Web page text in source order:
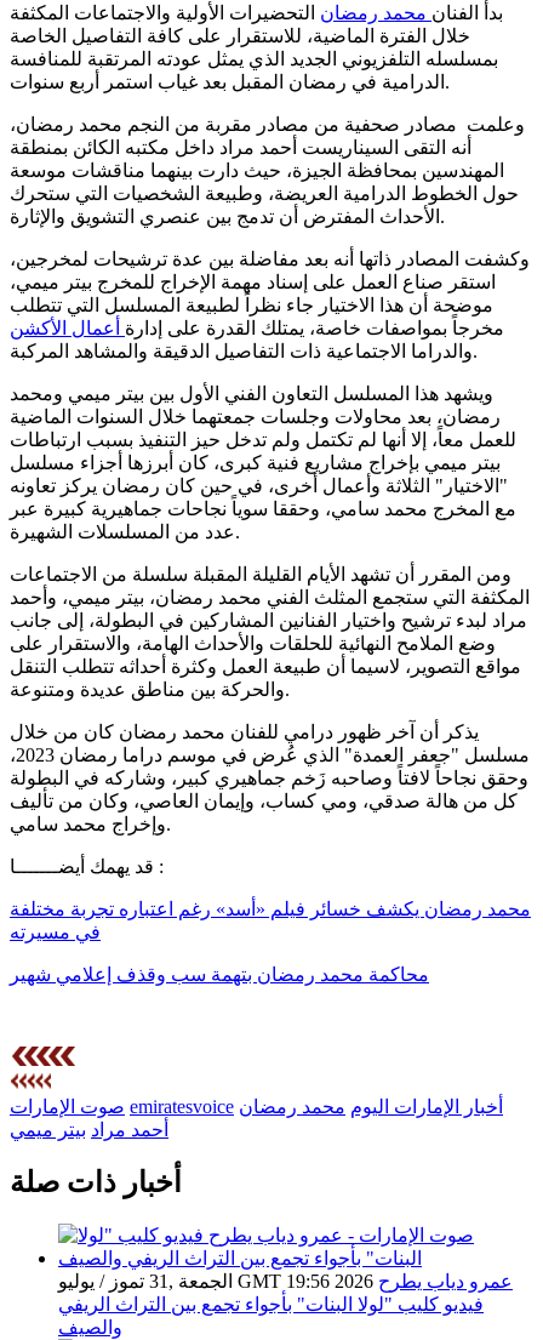
بدأ الفنان محمد رمضان التحضيرات الأولية والاجتماعات المكثفة
خلال الفترة الماضية، للاستقرار على كافة التفاصيل الخاصة
بمسلسله التلفزيوني الجديد الذي يمثل عودته المرتقبة للمنافسة
الدرامية في رمضان المقبل بعد غياب استمر أربع سنوات.
وعلمت مصادر صحفية من مصادر مقربة من النجم محمد رمضان،
أنه التقى السيناريست أحمد مراد داخل مكتبه الكائن بمنطقة
المهندسين بمحافظة الجيزة، حيث دارت بينهما مناقشات موسعة
حول الخطوط الدرامية العريضة، وطبيعة الشخصيات التي ستحرك
الأحداث المفترض أن تدمج بين عنصري التشويق والإثارة.
وكشفت المصادر ذاتها أنه بعد مفاضلة بين عدة ترشيحات لمخرجين،
استقر صناع العمل على إسناد مهمة الإخراج للمخرج بيتر ميمي،
موضحة أن هذا الاختيار جاء نظراً لطبيعة المسلسل التي تتطلب
مخرجاً بمواصفات خاصة، يمتلك القدرة على إدارة أعمال الأكشن
والدراما الاجتماعية ذات التفاصيل الدقيقة والمشاهد المركبة.
ويشهد هذا المسلسل التعاون الفني الأول بين بيتر ميمي ومحمد
رمضان، بعد محاولات وجلسات جمعتهما خلال السنوات الماضية
للعمل معاً، إلا أنها لم تكتمل ولم تدخل حيز التنفيذ بسبب ارتباطات
بيتر ميمي بإخراج مشاريع فنية كبرى، كان أبرزها أجزاء مسلسل
"الاختيار" الثلاثة وأعمال أخرى، في حين كان رمضان يركز تعاونه
مع المخرج محمد سامي، وحققا سوياً نجاحات جماهيرية كبيرة عبر
عدد من المسلسلات الشهيرة.
ومن المقرر أن تشهد الأيام القليلة المقبلة سلسلة من الاجتماعات
المكثفة التي ستجمع المثلث الفني محمد رمضان، بيتر ميمي، وأحمد
مراد لبدء ترشيح واختيار الفنانين المشاركين في البطولة، إلى جانب
وضع الملامح النهائية للحلقات والأحداث الهامة، والاستقرار على
مواقع التصوير، لاسيما أن طبيعة العمل وكثرة أحداثه تتطلب التنقل
والحركة بين مناطق عديدة ومتنوعة.
يذكر أن آخر ظهور درامي للفنان محمد رمضان كان من خلال
مسلسل "جعفر العمدة" الذي عُرض في موسم دراما رمضان 2023،
وحقق نجاحاً لافتاً وصاحبه زَخم جماهيري كبير، وشاركه في البطولة
كل من هالة صدقي، ومي كساب، وإيمان العاصي، وكان من تأليف
وإخراج محمد سامي.
قد يهمك أيضـــــــا :
محمد رمضان يكشف خسائر فيلم «أسد» رغم اعتباره تجربة مختلفة
في مسيرته
محاكمة محمد رمضان بتهمة سب وقذف إعلامي شهير
صوت الإمارات emiratesvoice أخبار الإمارات اليوم محمد رمضان
أحمد مراد بيتر ميمي
أخبار ذات صلة
الجمعة ,31 تموز / يوليو GMT 19:56 2026 عمرو دياب يطرح
فيديو كليب "لولا البنات" بأجواء تجمع بين التراث الريفي
والصيف